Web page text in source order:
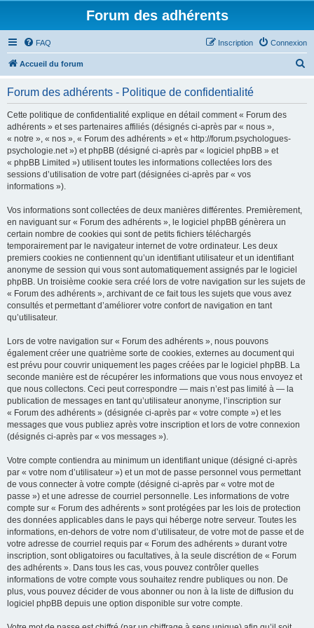
Forum des adhérents
FAQ Connexion
Inscription
Accueil du forum
Forum des adhérents - Politique de confidentialité
Cette politique de confidentialité explique en détail comment « Forum des
adhérents » et ses partenaires affiliés (désignés ci-après par « nous »,
« notre », « nos », « Forum des adhérents » et « http://forum.psychologues-
psychologie.net ») et phpBB (désigné ci-après par « logiciel phpBB » et
« phpBB Limited ») utilisent toutes les informations collectées lors des
sessions d’utilisation de votre part (désignées ci-après par « vos
informations »).
Vos informations sont collectées de deux manières différentes. Premièrement,
en naviguant sur « Forum des adhérents », le logiciel phpBB génèrera un
certain nombre de cookies qui sont de petits fichiers téléchargés
temporairement par le navigateur internet de votre ordinateur. Les deux
premiers cookies ne contiennent qu’un identifiant utilisateur et un identifiant
anonyme de session qui vous sont automatiquement assignés par le logiciel
phpBB. Un troisième cookie sera créé lors de votre navigation sur les sujets de
« Forum des adhérents », archivant de ce fait tous les sujets que vous avez
consultés et permettant d’améliorer votre confort de navigation en tant
qu’utilisateur.
Lors de votre navigation sur « Forum des adhérents », nous pouvons
également créer une quatrième sorte de cookies, externes au document qui
est prévu pour couvrir uniquement les pages créées par le logiciel phpBB. La
seconde manière est de récupérer les informations que vous nous envoyez et
que nous collectons. Ceci peut correspondre — mais n’est pas limité à — la
publication de messages en tant qu’utilisateur anonyme, l’inscription sur
« Forum des adhérents » (désignée ci-après par « votre compte ») et les
messages que vous publiez après votre inscription et lors de votre connexion
(désignés ci-après par « vos messages »).
Votre compte contiendra au minimum un identifiant unique (désigné ci-après
par « votre nom d’utilisateur ») et un mot de passe personnel vous permettant
de vous connecter à votre compte (désigné ci-après par « votre mot de
passe ») et une adresse de courriel personnelle. Les informations de votre
compte sur « Forum des adhérents » sont protégées par les lois de protection
des données applicables dans le pays qui héberge notre serveur. Toutes les
informations, en-dehors de votre nom d’utilisateur, de votre mot de passe et de
votre adresse de courriel requis par « Forum des adhérents » durant votre
inscription, sont obligatoires ou facultatives, à la seule discrétion de « Forum
des adhérents ». Dans tous les cas, vous pouvez contrôler quelles
informations de votre compte vous souhaitez rendre publiques ou non. De
plus, vous pouvez décider de vous abonner ou non à la liste de diffusion du
logiciel phpBB depuis une option disponible sur votre compte.